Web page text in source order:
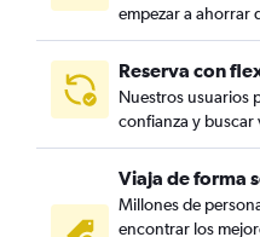
empezar a ahorrar
Reserva con
Nuestros usuarios
confianza y buscar
Viaja de forma
Millones de
encontrar los